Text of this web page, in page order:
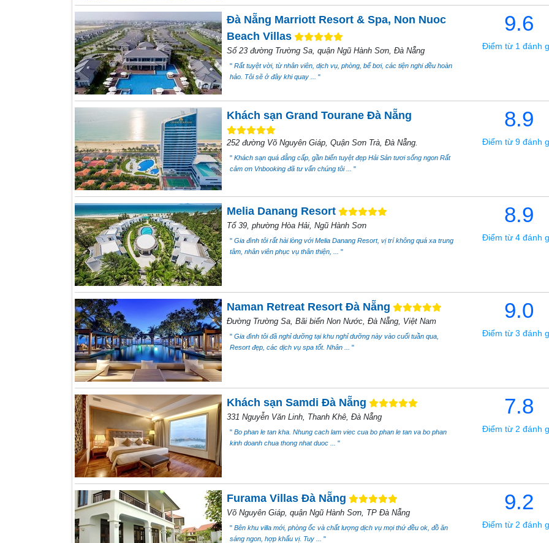
Đà Nẵng Marriott Resort & Spa, Non Nuoc
Beach Villas
Số 23 đường Trường Sa, quận Ngũ Hành Sơn, Đà Nẵng
" Rất tuyệt vời, từ nhân viên, dịch vụ, phòng, bể bơi, các tiện nghi đều hoàn
hảo. Tôi sẽ ở đây khi quay ... "
9.6
Điểm từ 1 đánh
Khách sạn Grand Tourane Đà Nẵng
252 đường Võ Nguyên Giáp, Quận Sơn Trà, Đà Nẵng.
" Khách sạn quá đẳng cấp, gần biển tuyệt đẹp Hải Sản tươi sống ngon Rất
cảm ơn Vnbooking đã tư vấn chúng tôi ... "
8.9
Điểm từ 9 đánh
Melia Danang Resort
Tổ 39, phường Hòa Hải, Ngũ Hành Sơn
" Gia đình tôi rất hài lòng với Melia Danang Resort, vị trí không quá xa trung
tâm, nhân viên phục vụ thân thiện, ... "
8.9
Điểm từ 4 đánh
Naman Retreat Resort Đà Nẵng
Đường Trường Sa, Bãi biển Non Nước, Đà Nẵng, Việt Nam
" Gia đình tôi đã nghỉ dưỡng tại khu nghỉ dưỡng này vào cuối tuần qua,
Resort đẹp, các dịch vụ spa tốt. Nhân ... "
9.0
Điểm từ 3 đánh
Khách sạn Samdi Đà Nẵng
331 Nguyễn Văn Linh, Thanh Khê, Đà Nẵng
" Bo phan le tan kha. Nhung cach lam viec cua bo phan le tan va bo phan
kinh doanh chua thong nhat duoc ... "
7.8
Điểm từ 2 đánh
Furama Villas Đà Nẵng
Võ Nguyên Giáp, quận Ngũ Hành Sơn, TP Đà Nẵng
" Bên khu villa mới, phòng ốc và chất lượng dịch vụ mọi thứ đều ok, đồ ăn
sáng ngon, hợp khẩu vị. Tuy ... "
9.2
Điểm từ 2 đánh